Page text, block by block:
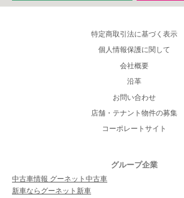
特定商取引法に基づく表示
個人情報保護に関して
会社概要
沿革
お問い合わせ
店舗・テナント物件の募集
コーポレートサイト
グループ企業
中古車情報 グーネット中古車
新車ならグーネット新車